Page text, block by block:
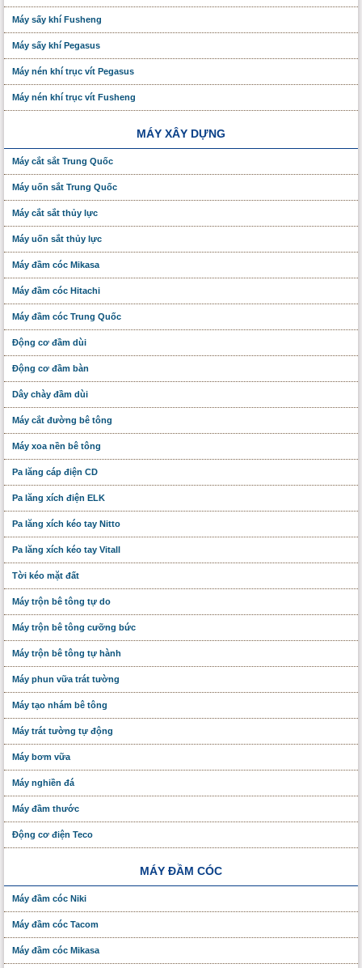
Máy sấy khí Fusheng
Máy sấy khí Pegasus
Máy nén khí trục vít Pegasus
Máy nén khí trục vít Fusheng
MÁY XÂY DỰNG
Máy cắt sắt Trung Quốc
Máy uốn sắt Trung Quốc
Máy cắt sắt thủy lực
Máy uốn sắt thủy lực
Máy đầm cóc Mikasa
Máy đầm cóc Hitachi
Máy đầm cóc Trung Quốc
Động cơ đầm dùi
Động cơ đầm bàn
Dây chày đầm dùi
Máy cắt đường bê tông
Máy xoa nền bê tông
Pa lăng cáp điện CD
Pa lăng xích điện ELK
Pa lăng xích kéo tay Nitto
Pa lăng xích kéo tay Vitall
Tời kéo mặt đất
Máy trộn bê tông tự do
Máy trộn bê tông cưỡng bức
Máy trộn bê tông tự hành
Máy phun vữa trát tường
Máy tạo nhám bê tông
Máy trát tường tự động
Máy bơm vữa
Máy nghiền đá
Máy đầm thước
Động cơ điện Teco
MÁY ĐẦM CÓC
Máy đầm cóc Niki
Máy đầm cóc Tacom
Máy đầm cóc Mikasa